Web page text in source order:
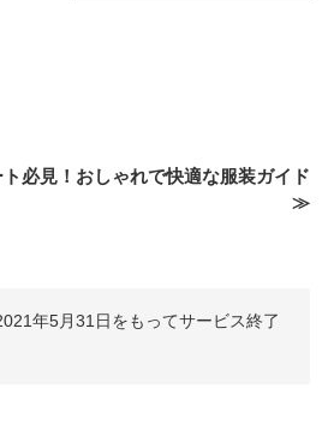
必見！おしゃれで快適な服装ガイド
≫
年5月31日をもってサービス終了